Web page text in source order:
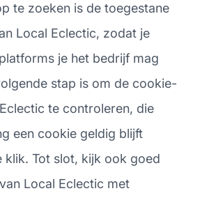
te zoeken is de toegestane
Local Eclectic, zodat je
je het bedrijf mag
stap is om de cookie-
te controleren, die
een cookie geldig blijft
klik. Tot slot, kijk ook goed
Local Eclectic met